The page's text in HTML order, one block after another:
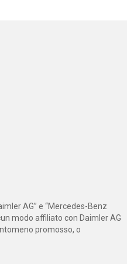
AG” e “Mercedes-Benz
modo affiliato con Daimler AG
promosso, o